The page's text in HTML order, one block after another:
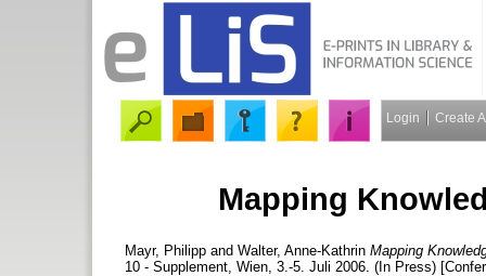
Login Create
Mapping
Mayr, Philipp and Walter, Anne-Kathrin Mapping
10 - Supplement, Wien, 3.-5. Juli 2006. (In Press)